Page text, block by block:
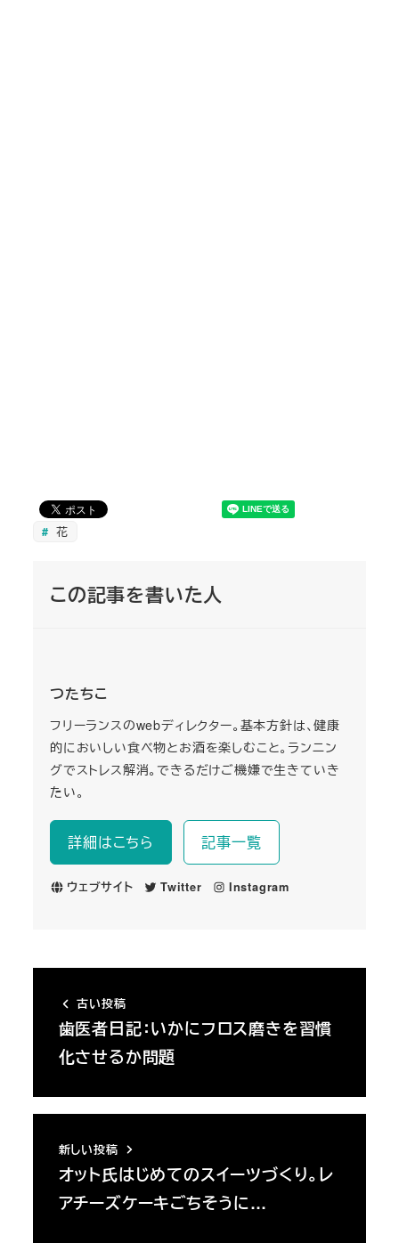
花
この記事を書いた人
つたちこ
フリーランスのwebディレクター。基本方針は、健康
的においしい食べ物とお酒を楽しむこと。ランニン
グでストレス解消。できるだけご機嫌で生きていき
たい。
詳細はこちら 記事一覧
ウェブサイト Twitter Instagram
古い投稿
歯医者日記：いかにフロス磨きを習慣
化させるか問題
新しい投稿
オット氏はじめてのスイーツづくり。レ
アチーズケーキごちそうに…